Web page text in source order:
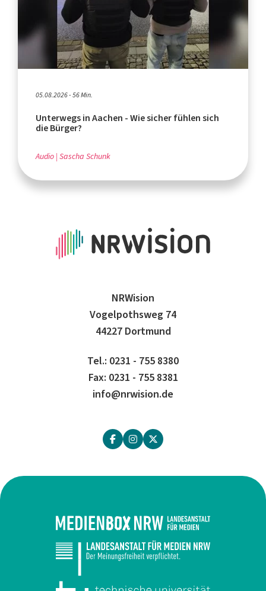
05.08.2026 - 56 Min.
Unterwegs in Aachen - Wie sicher fühlen sich
die Bürger?
Audio Sascha Schunk
NRWision
Vogelpothsweg 74
44227 Dortmund
Tel.: 0231 - 755 8380
Fax: 0231 - 755 8381
info@nrwision.de